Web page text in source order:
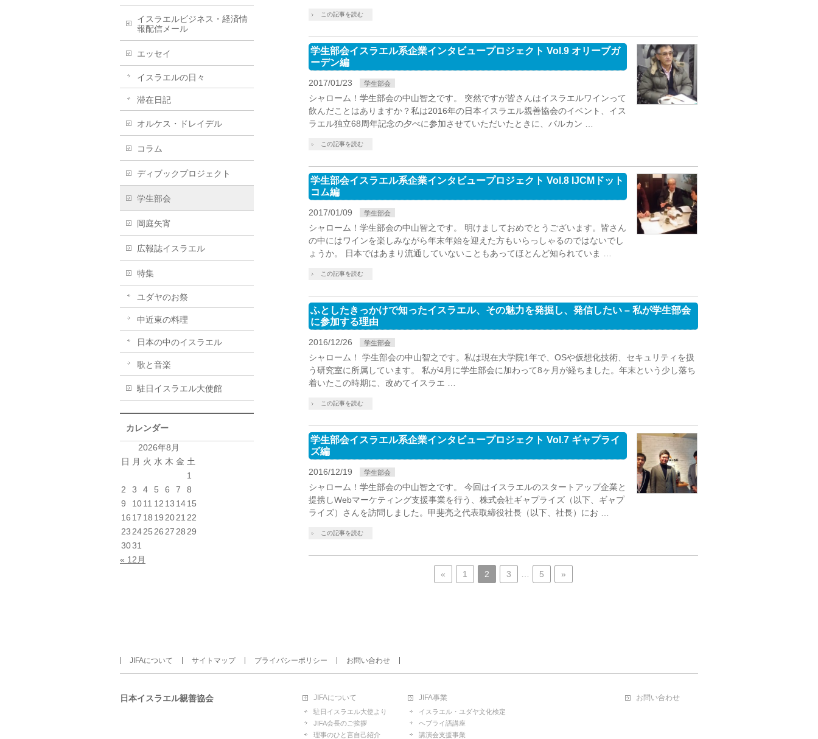
この記事を読む
学生部会イスラエル系企業インタビュープロジェクト Vol.9 オリーブガ
ーデン編
2017/01/23 学生部会
シャローム！学生部会の中山智之です。 突然ですが皆さんはイスラエルワインって
飲んだことはありますか？私は2016年の日本イスラエル親善協会のイベント、イス
ラエル独立68周年記念の夕べに参加させていただいたときに、バルカン …
この記事を読む
学生部会イスラエル系企業インタビュープロジェクト Vol.8 IJCMドット
コム編
2017/01/09 学生部会
シャローム！学生部会の中山智之です。 明けましておめでとうございます。皆さん
の中にはワインを楽しみながら年末年始を迎えた方もいらっしゃるのではないでし
ょうか。 日本ではあまり流通していないこともあってほとんど知られていま …
この記事を読む
ふとしたきっかけで知ったイスラエル、その魅力を発掘し、発信したい – 私が学生部会
に参加する理由
2016/12/26 学生部会
シャローム！ 学生部会の中山智之です。私は現在大学院1年で、OSや仮想化技術、セキュリティを扱
う研究室に所属しています。 私が4月に学生部会に加わって8ヶ月が経ちました。年末という少し落ち
着いたこの時期に、改めてイスラエ …
この記事を読む
学生部会イスラエル系企業インタビュープロジェクト Vol.7 ギャプライ
ズ編
2016/12/19 学生部会
シャローム！学生部会の中山智之です。 今回はイスラエルのスタートアップ企業と
提携しWebマーケティング支援事業を行う、株式会社ギャプライズ（以下、ギャプ
ライズ）さんを訪問しました。甲斐亮之代表取締役社長（以下、社長）にお …
この記事を読む
« 1 2 3 5 »
イスラエルビジネス・経済情
報配信メール
エッセイ
イスラエルの日々
滞在日記
オルケス・ドレイデル
コラム
ディブックプロジェクト
学生部会
岡庭矢宵
広報誌イスラエル
特集
ユダヤのお祭
中近東の料理
日本の中のイスラエル
歌と音楽
駐日イスラエル大使館
カレンダー
2026年8月
日 月 火 水 木 金 土
1
2
3 4 5 6 7
8
9
1011 12 13 1415
16 17 18 19202122
23242526272829
3031
« 12月
JIFAについて サイトマップ プライバシーポリシー お問い合わせ
日本イスラエル親善協会 JIFAについて
駐日イスラエル大使より
JIFA会長のご挨拶
理事のひと言自己紹介
JIFA事業
イスラエル・ユダヤ文化検定
ヘブライ語講座
講演会支援事業
お問い合わせ